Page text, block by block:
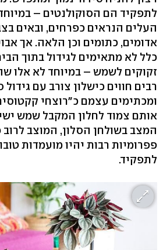
לתפקיד הם הסוקולנטים –
העלים הנראים כפרחים, ובאים
אדומים, כתומים וכן הלאה. אך
כלל לא מתאימים לגידול בתוך
זקוקים לשמש – במיוחד לא אלו
רבים חווים כישלון צורב עם גידול
ומכתימים עצמם כ"רוצחי
אותם צמוד לחלון המקבל שמש
המצב בשולחן הסלון, המוצב
פפרומיות רבות יהיו מועמדות
לתפקיד.